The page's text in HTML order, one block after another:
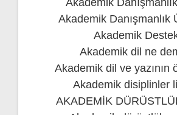
Akademik
Akademik Danışmanlık
Akademik
Akademik dil ne
Akademik dil ve yazının
Akademik disiplinler
AKADEMİK